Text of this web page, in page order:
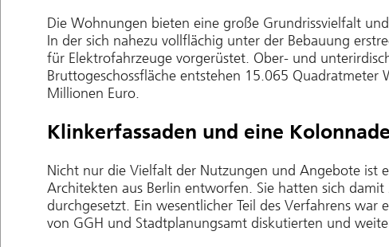
Die Wohnungen bieten eine große Grundrissvielfalt
In der sich nahezu vollflächig unter der Bebauung
für Elektrofahrzeuge vorgerüstet. Ober- und
Bruttogeschossfläche entstehen 15.065
Millionen Euro.
Klinkerfassaden und eine Kolonnade
Nicht nur die Vielfalt der Nutzungen und Angebote ist
Architekten aus Berlin entworfen. Sie hatten sich
durchgesetzt. Ein wesentlicher Teil des Verfahrens
von GGH und Stadtplanungsamt diskutierten und